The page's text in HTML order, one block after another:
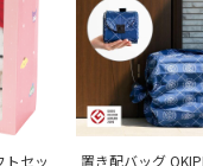
トセッ
置き配バッグ